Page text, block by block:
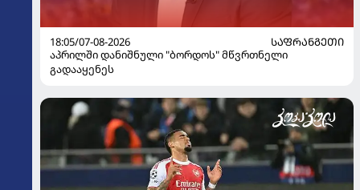
18:05/07-08-2026
ᲡᲐᲤᲠᲐᲜᲒᲔᲗᲘ
აპრილში დანიშნული "ბორდოს" მწვრთნელი
გადააყენეს